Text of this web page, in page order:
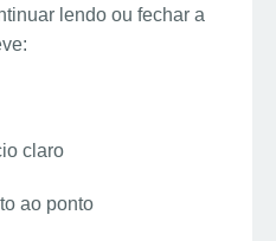
lendo ou fechar a
claro
ao ponto